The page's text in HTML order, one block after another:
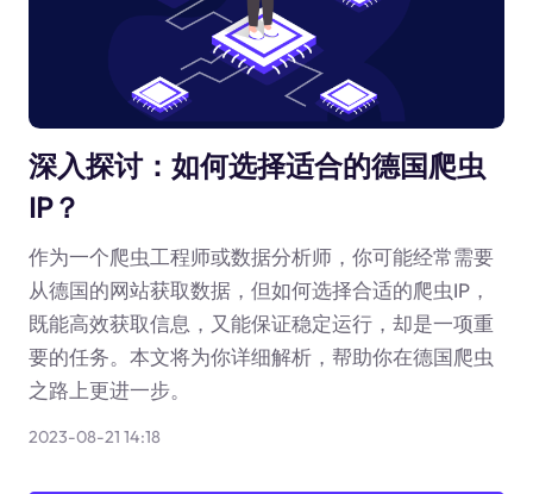
深入探讨：如何选择适合的德国爬虫
IP？
作为一个爬虫工程师或数据分析师，你可能经常需要
从德国的网站获取数据，但如何选择合适的爬虫IP，
既能高效获取信息，又能保证稳定运行，却是一项重
要的任务。本文将为你详细解析，帮助你在德国爬虫
之路上更进一步。
2023-08-21 14:18